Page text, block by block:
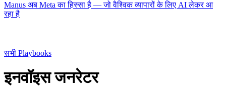
Manus अब Meta का हिस्सा है — जो वैश्विक व्यापारों के लिए AI लेकर आ
रहा है
सभी Playbooks
इनवॉइस जनरेटर